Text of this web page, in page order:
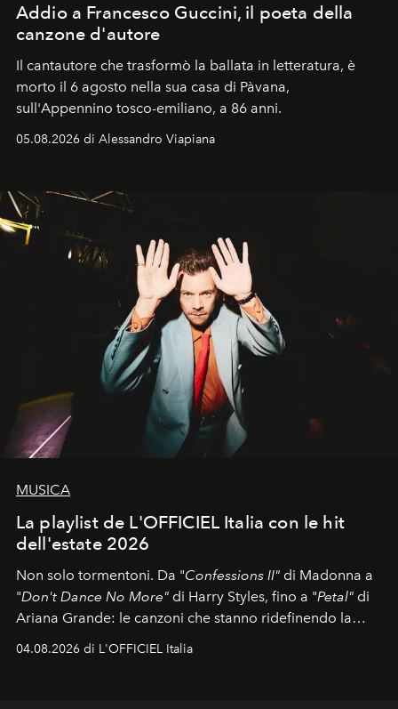
Addio a Francesco Guccini, il poeta della
canzone d'autore
Il cantautore che trasformò la ballata in letteratura, è
morto il 6 agosto nella sua casa di Pàvana,
sull'Appennino tosco-emiliano, a 86 anni.
05.08.2026 di Alessandro Viapiana
MUSICA
La playlist de L'OFFICIEL Italia con le hit
dell'estate 2026
Non solo tormentoni. Da "Confessions II" di Madonna a
"Don't Dance No More" di Harry Styles, fino a "Petal" di
Ariana Grande: le canzoni che stanno ridefinendo la
04.08.2026 di L'OFFICIEL Italia